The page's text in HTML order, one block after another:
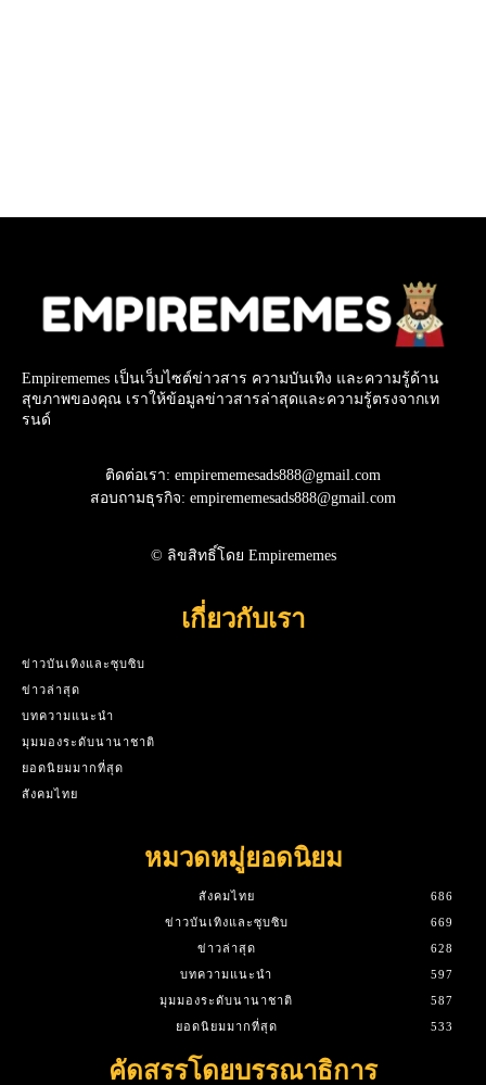
Empirememes เป็นเว็บไซต์ข่าวสาร ความบันเทิง และความรู้ด้าน
สุขภาพของคุณ เราให้ข้อมูลข่าวสารล่าสุดและความรู้ตรงจากเท
รนด์
ติดต่อเรา: empirememesads888@gmail.com
สอบถามธุรกิจ: empirememesads888@gmail.com
© ลิขสิทธิ์โดย Empirememes
เกี่ยวกับเรา
ข่าวบันเทิงและซุบซิบ
ข่าวล่าสุด
บทความแนะนำ
มุมมองระดับนานาชาติ
ยอดนิยมมากที่สุด
สังคมไทย
หมวดหมู่ยอดนิยม
สังคมไทย
686
ข่าวบันเทิงและซุบซิบ
669
ข่าวล่าสุด
628
บทความแนะนำ
597
มุมมองระดับนานาชาติ
587
ยอดนิยมมากที่สุด
533
คัดสรรโดยบรรณาธิการ